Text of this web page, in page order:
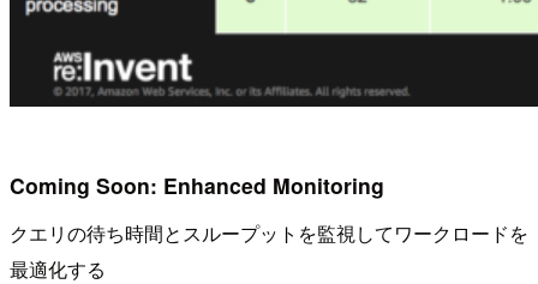
Coming Soon: Enhanced Monitoring
クエリの待ち時間とスループットを監視してワークロードを
最適化する